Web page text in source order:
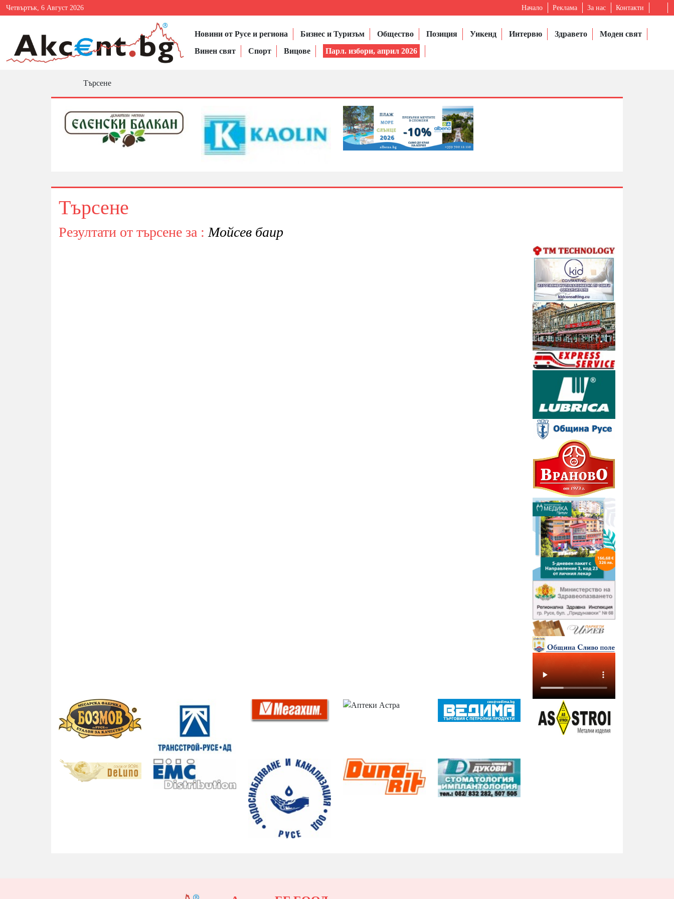
Четвъртък, 6 Август 2026 Начало Реклама За нас Контакти
Новини от Русе и региона Бизнес и Туризъм Общество Позиция Уикенд Интервю Здравето
Моден свят
Винен свят
Спорт Вицове Парл. избори, април 2026
Търсене
Търсене
Резултати от търсене за : Мойсев баир